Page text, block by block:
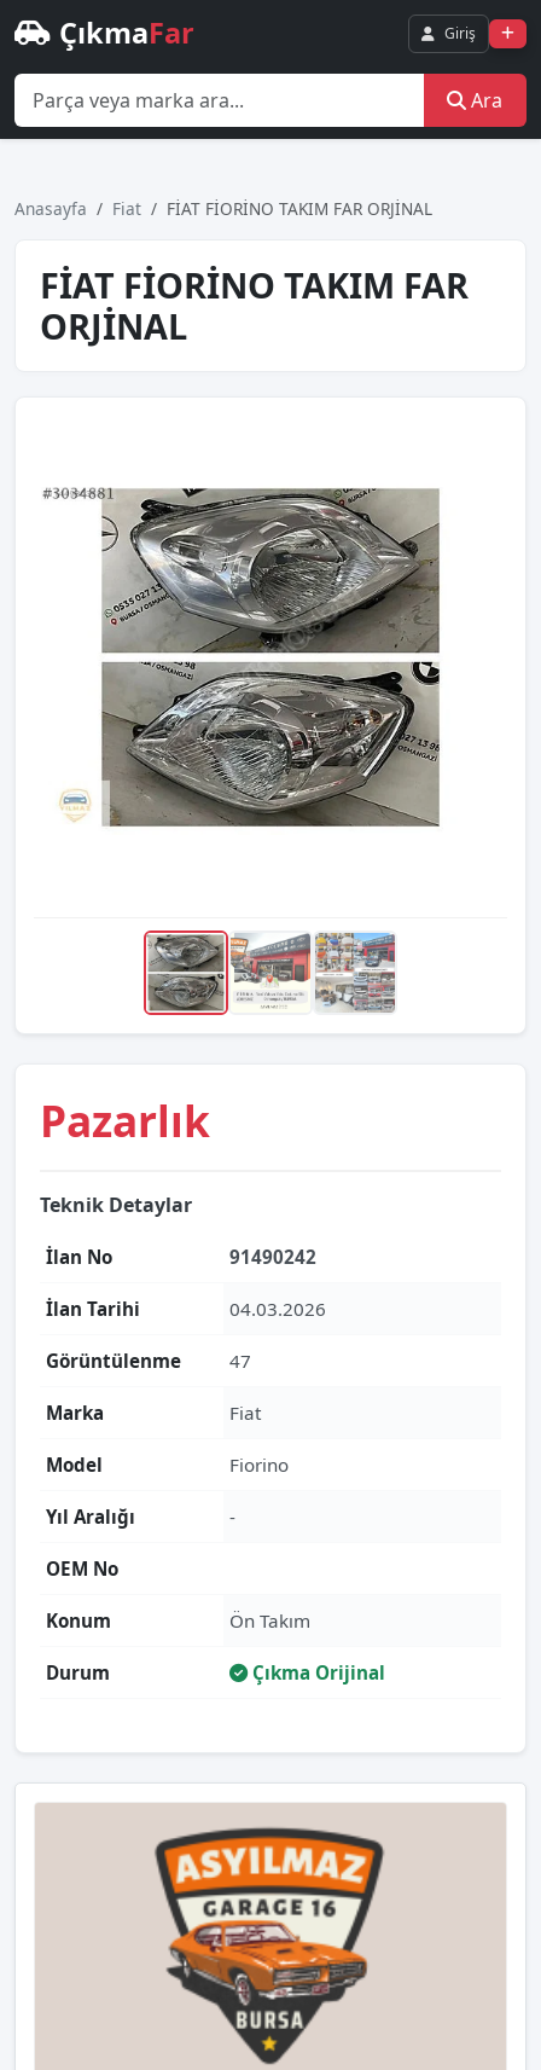
ÇıkmaFar Giriş
Ara
Anasayfa Fiat FİAT FİORİNO TAKIM FAR ORJİNAL
FİAT FİORİNO TAKIM FAR
ORJİNAL
Pazarlık
Teknik Detaylar
İlan No 91490242
İlan Tarihi 04.03.2026
Görüntülenme 47
Marka Fiat
Model Fiorino
Yıl Aralığı -
OEM No
Konum Ön Takım
Durum Çıkma Orijinal